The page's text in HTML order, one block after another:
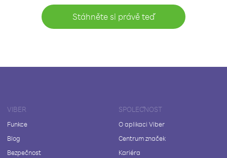
Stáhněte si právě teď
VIBER
Funkce
Blog
Bezpečnost
SPOLEČNOST
O aplikaci Viber
Centrum značek
Kariéra